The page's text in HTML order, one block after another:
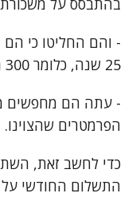
- והם החליטו כי
25 שנה, כלומר 300 חודשי תשלום.
- עתה הם מחפשים
הפרמטרים שהצוינו.
התשלום החודשי על